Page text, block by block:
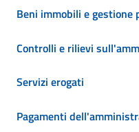
Beni immobili e gestione
Controlli e rilievi
Servizi erogati
Pagamenti